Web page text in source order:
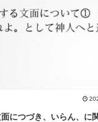
につづき、いらん、に